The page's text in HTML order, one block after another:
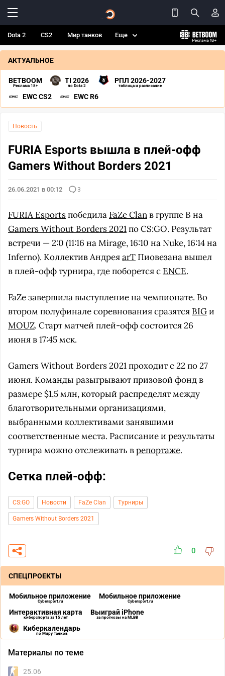
Dota 2 CS2 Мир танков Еще
АКТУАЛЬНОЕ
BETBOOM
Реклама 18+
TI 2026
по Dota 2
РПЛ 2026-2027
таблица и расписание
EWC CS2 EWC R6
Новость
FURIA Esports вышла в плей-офф
Gamers Without Borders 2021
26.06.2021 в 00:12 3
FURIA Esportsпобедила FaZe Clanв группе В на
Gamers Without Borders 2021по CS:GO. Результат
встречи — 2:0 (11:16 на Mirage, 16:10 на Nuke, 16:14 на
Inferno). Коллектив АндреяarT Пиовезана вышел
в плей-офф турнира, где поборется с ENCE.
FaZe завершила выступление на чемпионате. Во
втором полуфинале соревнования сразятся BIGи
MOUZ. Старт матчей плей-офф состоится 26
июня в 17:45 мск.
Gamers Without Borders 2021 проходит с 22 по 27
июня. Команды разыгрывают призовой фонд в
размере $1,5 млн, который распределят между
благотворительными организациями,
выбранными коллективами занявшими
соответственные места. Расписание и результаты
турнира можно отслеживать врепортаже.
Сетка плей-офф:
CS:GO Новости FaZe Clan Турниры
Gamers Without Borders 2021
0
СПЕЦПРОЕКТЫ
Мобильное приложение
Cybersport.ru
Мобильное приложение
Cybersport.ru
Интерактивная карта
киберспорта за 15 лет
Выиграй iPhone
за прогнозы на MLBB
Киберкалендарь
по Миру Танков
Материалы по теме
25.06